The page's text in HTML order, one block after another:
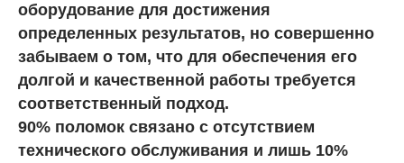
оборудование для достижения
определенных результатов, но совершенно
забываем о том, что для обеспечения его
долгой и качественной работы требуется
соответственный подход.
90% поломок связано с отсутствием
технического обслуживания и лишь 10%